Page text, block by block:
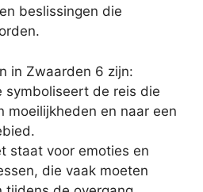
beslissingen die
in Zwaarden 6 zijn:
de reis die
moeilijkheden en naar een
staat voor emoties en
die vaak moeten